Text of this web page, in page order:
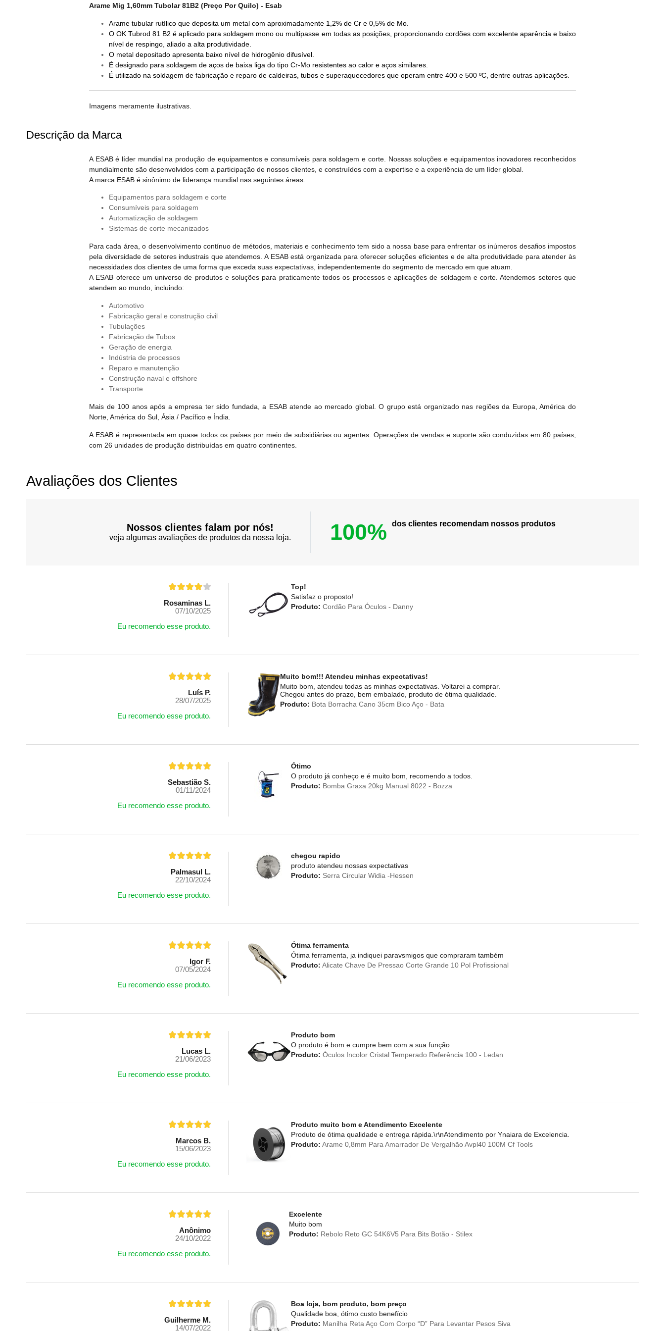
Arame Mig 1,60mm Tubolar 81B2 (Preço Por Quilo) - Esab
Arame tubular rutílico que deposita um metal com aproximadamente 1,2% de Cr e 0,5% de Mo.
O OK Tubrod 81 B2 é aplicado para soldagem mono ou multipasse em todas as posições, proporcionando cordões com excelente aparência e baixo
nível de respingo, aliado a alta produtividade.
O metal depositado apresenta baixo nível de hidrogênio difusível.
É designado para soldagem de aços de baixa liga do tipo Cr-Mo resistentes ao calor e aços similares.
É utilizado na soldagem de fabricação e reparo de caldeiras, tubos e superaquecedores que operam entre 400 e 500 ºC, dentre outras aplicações.
Imagens meramente ilustrativas.
Descrição da Marca
A ESAB é líder mundial na produção de equipamentos e consumíveis para soldagem e corte. Nossas soluções e equipamentos inovadores reconhecidos
mundialmente são desenvolvidos com a participação de nossos clientes, e construídos com a expertise e a experiência de um líder global.
A marca ESAB é sinônimo de liderança mundial nas seguintes áreas:
Equipamentos para soldagem e corte
Consumíveis para soldagem
Automatização de soldagem
Sistemas de corte mecanizados
Para cada área, o desenvolvimento contínuo de métodos, materiais e conhecimento tem sido a nossa base para enfrentar os inúmeros desafios impostos
pela diversidade de setores industrais que atendemos. A ESAB está organizada para oferecer soluções eficientes e de alta produtividade para atender às
necessidades dos clientes de uma forma que exceda suas expectativas, independentemente do segmento de mercado em que atuam.
A ESAB oferece um universo de produtos e soluções para praticamente todos os processos e aplicações de soldagem e corte. Atendemos setores que
atendem ao mundo, incluindo:
Automotivo
Fabricação geral e construção civil
Tubulações
Fabricação de Tubos
Geração de energia
Indústria de processos
Reparo e manutenção
Construção naval e offshore
Transporte
Mais de 100 anos após a empresa ter sido fundada, a ESAB atende ao mercado global. O grupo está organizado nas regiões da Europa, América do
Norte, América do Sul, Ásia / Pacífico e Índia.
A ESAB é representada em quase todos os países por meio de subsidiárias ou agentes. Operações de vendas e suporte são conduzidas em 80 países,
com 26 unidades de produção distribuídas em quatro continentes.
Avaliações dos Clientes
Nossos clientes falam por nós!
veja algumas avaliações de produtos da nossa loja. 100% dos clientes recomendam nossos produtos
Rosaminas L.
07/10/2025
Eu recomendo esse produto.
Top!
Satisfaz o proposto!
Produto: Cordão Para Óculos - Danny
Luís P.
28/07/2025
Eu recomendo esse produto.
Muito bom!!! Atendeu minhas expectativas!
Muito bom, atendeu todas as minhas expectativas. Voltarei a comprar.
Chegou antes do prazo, bem embalado, produto de ótima qualidade.
Produto: Bota Borracha Cano 35cm Bico Aço - Bata
Sebastião S.
01/11/2024
Eu recomendo esse produto.
Ótimo
O produto já conheço e é muito bom, recomendo a todos.
Produto: Bomba Graxa 20kg Manual 8022 - Bozza
Palmasul L.
22/10/2024
Eu recomendo esse produto.
chegou rapido
produto atendeu nossas expectativas
Produto: Serra Circular Widia -Hessen
Igor F.
07/05/2024
Eu recomendo esse produto.
Ótima ferramenta
Ótima ferramenta, ja indiquei paravsmigos que compraram também
Produto: Alicate Chave De Pressao Corte Grande 10 Pol Profissional
Lucas L.
21/06/2023
Eu recomendo esse produto.
Produto bom
O produto é bom e cumpre bem com a sua função
Produto: Óculos Incolor Cristal Temperado Referência 100 - Ledan
Marcos B.
15/06/2023
Eu recomendo esse produto.
Produto muito bom e Atendimento Excelente
Produto de ótima qualidade e entrega rápida.\r\nAtendimento por Ynaiara de Excelencia.
Produto: Arame 0,8mm Para Amarrador De Vergalhão Avpl40 100M Cf Tools
Anônimo
24/10/2022
Eu recomendo esse produto.
Excelente
Muito bom
Produto: Rebolo Reto GC 54K6V5 Para Bits Botão - Stilex
Guilherme M.
14/07/2022
Boa loja, bom produto, bom preço
Qualidade boa, ótimo custo benefício
Produto: Manilha Reta Aço Com Corpo “D” Para Levantar Pesos Siva